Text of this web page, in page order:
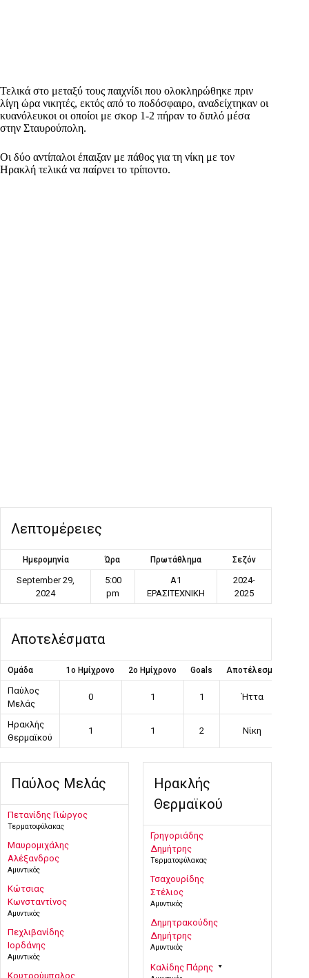
Τελικά στο μεταξύ τους παιχνίδι που ολοκληρώθηκε πριν
λίγη ώρα νικητές, εκτός από το ποδόσφαιρο, αναδείχτηκαν οι
κυανόλευκοι οι οποίοι με σκορ 1-2 πήραν το διπλό μέσα
στην Σταυρούπολη.
Οι δύο αντίπαλοι έπαιξαν με πάθος για τη νίκη με τον
Ηρακλή τελικά να παίρνει το τρίποντο.
Λεπτομέρειες
Ημερομηνία Ώρα Πρωτάθλημα Σεζόν
September 29,
2024
5:00
pm
Α1
ΕΡΑΣΙΤΕΧΝΙΚΗ
2024-
2025
Αποτελέσματα
Ομάδα 1ο Ημίχρονο 2ο Ημίχρονο Goals Αποτέλεσμα
Παύλος
Μελάς
0 1 1 Ήττα
Ηρακλής
Θερμαϊκού
1 1 2 Νίκη
Παύλος Μελάς
Πετανίδης Γιώργος
Τερματοφύλακας
Μαυρομιχάλης
Αλέξανδρος
Αμυντικός
Κώτσιας
Κωνσταντίνος
Αμυντικός
Πεχλιβανίδης
Ιορδάνης
Αμυντικός
Κουτρούμπαλος
Ηρακλής
Θερμαϊκού
Γρηγοριάδης
Δημήτρης
Τερματοφύλακας
Τσαχουρίδης
Στέλιος
Αμυντικός
Δημητρακούδης
Δημήτρης
Αμυντικός
Καλίδης Πάρης